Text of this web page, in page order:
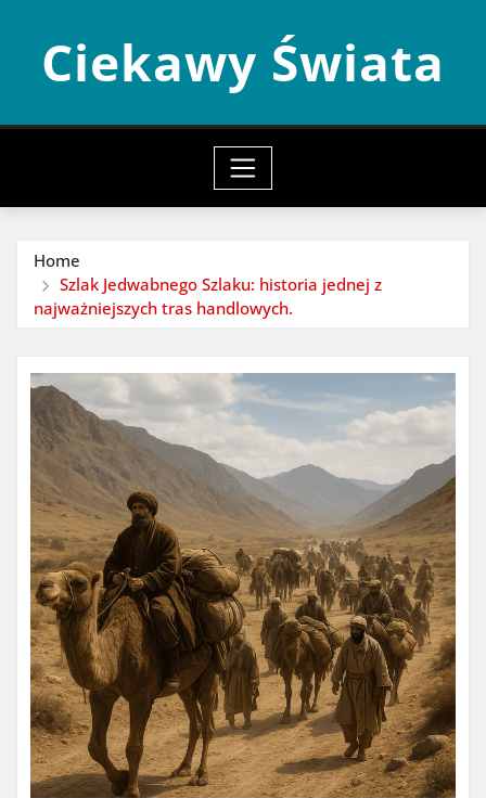
contentCiekawy Świata
Home
Szlak Jedwabnego Szlaku: historia jednej z
najważniejszych tras handlowych.